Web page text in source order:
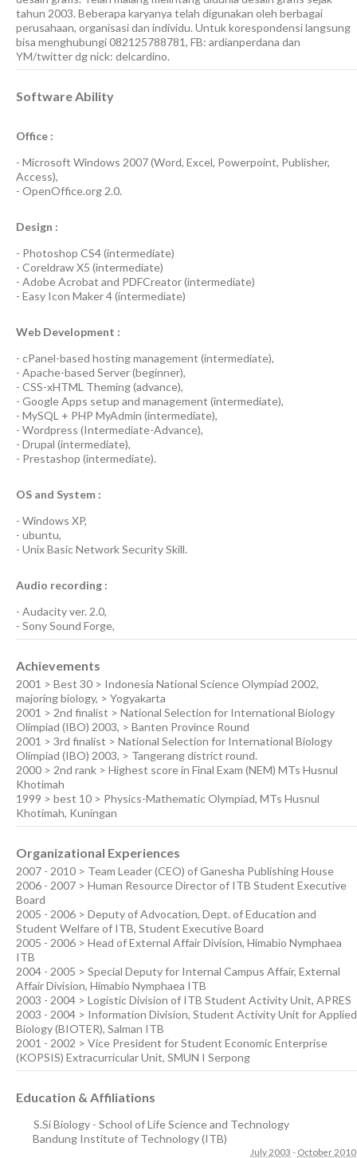
tahun 2003. Beberapa karyanya telah digunakan oleh berbagai
perusahaan, organisasi dan individu. Untuk korespondensi langsung
bisa menghubungi 082125788781, FB: ardianperdana dan
YM/twitter dg nick: delcardino.
Software Ability
Office :
- Microsoft Windows 2007(Word, Excel, Powerpoint, Publisher,
Access),
- OpenOffice.org 2.0.
Design :
- Photoshop CS4(intermediate)
- Coreldraw X5 (intermediate)
- Adobe Acrobat and PDFCreator(intermediate)
- Easy Icon Maker 4(intermediate)
Web Development :
- cPanel-based hosting management (intermediate),
- Apache-based Server(beginner),
- CSS-xHTML Theming(advance),
- Google Apps setup and management (intermediate),
- MySQL + PHP MyAdmin (intermediate),
- Wordpress (Intermediate-Advance),
- Drupal (intermediate),
- Prestashop (intermediate).
OS and System :
- Windows XP,
- ubuntu,
- Unix Basic Network SecuritySkill.
Audio recording :
- Audacity ver. 2.0,
- Sony Sound Forge,
Achievements
2001 > Best 30 > Indonesia National Science Olympiad 2002,
majoring biology, > Yogyakarta
2001 > 2nd finalist > National Selection for International Biology
Olimpiad (IBO) 2003, > Banten Province Round
2001 > 3rd finalist > National Selection for International Biology
Olimpiad (IBO) 2003, > Tangerang district round.
2000 > 2nd rank > Highest score in Final Exam (NEM) MTs Husnul
Khotimah
1999 > best 10 > Physics-Mathematic Olympiad, MTs Husnul
Khotimah, Kuningan
Organizational Experiences
2007 - 2010 > Team Leader (CEO) of Ganesha Publishing House
2006 - 2007 > Human Resource Director of ITB Student Executive
Board
2005 - 2006 > Deputy of Advocation, Dept. of Education and
Student Welfare of ITB, Student Executive Board
2005 - 2006 > Head of External Affair Division, Himabio Nymphaea
ITB
2004 - 2005 > Special Deputy for Internal Campus Affair, External
Affair Division, Himabio Nymphaea ITB
2003 - 2004 > Logistic Division of ITB Student Activity Unit, APRES
2003 - 2004 > Information Division, Student Activity Unit for Applied
Biology (BIOTER), Salman ITB
2001 - 2002 > Vice President for Student Economic Enterprise
(KOPSIS) Extracurricular Unit, SMUN I Serpong
Education & Affiliations
S.Si Biology - School of Life Science and Technology
Bandung Institute of Technology (ITB)
July 2003 - October 2010